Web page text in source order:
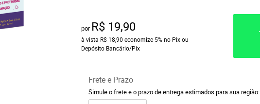
por R$ 19,90
à vista R$ 18,90 economize 5% no Pix ou
Depósito Bancário/Pix
Frete e Prazo
Simule o frete e o prazo de entrega estimados para sua região: